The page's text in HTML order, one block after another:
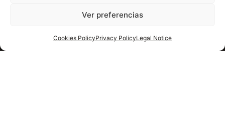
Ver preferencias
Cookies PolicyPrivacy PolicyLegal Notice